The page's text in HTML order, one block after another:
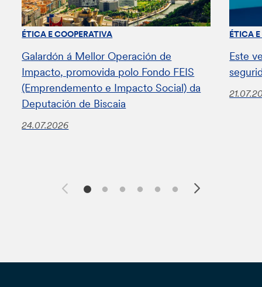
ÉTICA E COOPERATIVA
Galardón á Mellor Operación de
Impacto, promovida polo Fondo FEIS
(Emprendemento e Impacto Social) da
Deputación de Biscaia
24.07.2026
ÉTICA
Este